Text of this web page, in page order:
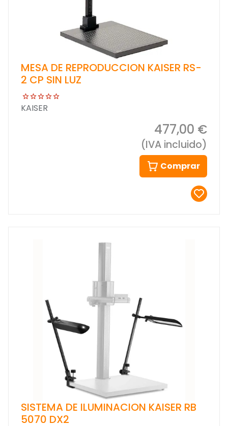
MESA DE REPRODUCCION KAISER RS-
2 CP SIN LUZ
KAISER
477,00 €
(IVA incluido)
Comprar
SISTEMA DE ILUMINACION KAISER RB
5070 DX2